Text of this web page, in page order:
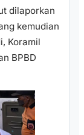
dilaporkan
kemudian
Koramil
BPBD